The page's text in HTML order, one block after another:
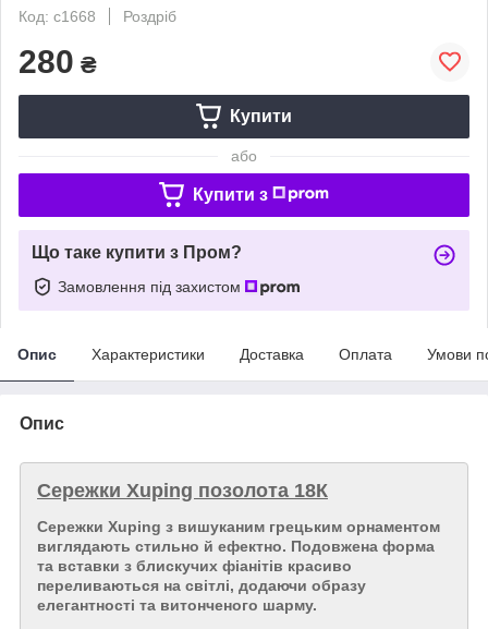
Код: с1668
Роздріб
280 ₴
Купити
або
Купити з
Що таке купити з Пром?
Замовлення під захистом
Опис Характеристики Доставка Оплата Умови
Опис
Сережки Xuping позолота 18К
Сережки Xuping з вишуканим грецьким орнаментом
виглядають стильно й ефектно. Подовжена форма
та вставки з блискучих фіанітів красиво
переливаються на світлі, додаючи образу
елегантності та витонченого шарму.